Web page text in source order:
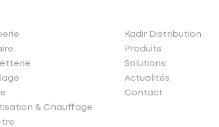
& Chauffage
Kadir Distribution
Produits
Solutions
Actualités
Contact